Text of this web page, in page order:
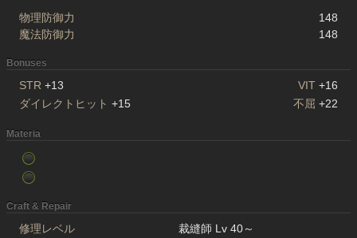
物理防御力
148
魔法防御力
148
Bonuses
STR +13 VIT +16
ダイレクトヒット +15 不屈 +22
Materia
Craft & Repair
修理レベル
裁縫師 Lv 40～